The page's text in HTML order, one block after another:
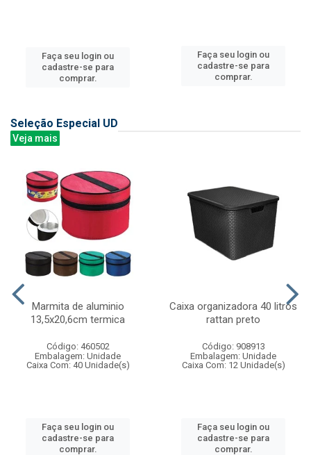
Faça seu login ou
cadastre-se para
comprar.
Faça seu login ou
cadastre-se para
comprar.
Seleção Especial UD
Veja mais
Marmita de aluminio
13,5x20,6cm termica
Código: 460502
Embalagem: Unidade
Caixa Com: 40 Unidade(s)
Faça seu login ou
cadastre-se para
comprar.
Caixa organizadora 40 litros
rattan preto
Código: 908913
Embalagem: Unidade
Caixa Com: 12 Unidade(s)
Faça seu login ou
cadastre-se para
comprar.